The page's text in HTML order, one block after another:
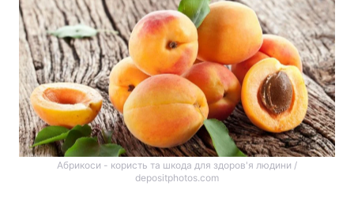
Абрикоси - користь та шкода для здоров'я людини /
depositphotos.com